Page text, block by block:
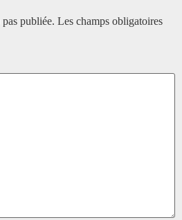
pas publiée. Les champs obligatoires